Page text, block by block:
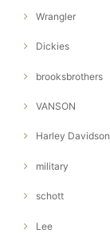
Wrangler
Dickies
brooksbrothers
VANSON
Harley Davidson
military
schott
Lee